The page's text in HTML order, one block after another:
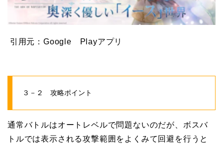
引用元：Google Playアプリ
３－２ 攻略ポイント
通常バトルはオートレベルで問題ないのだが、ボスバ
トルでは表示される攻撃範囲をよくみて回避を行うと